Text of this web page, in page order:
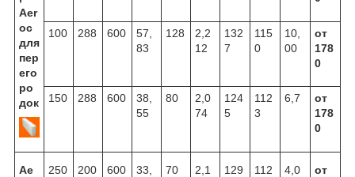
Aer
oc
для
пер
его
ро
док
100 288 600
57,
83
128
2,2
12
132
7
115
0
10,
00
от
178
0
150 288 600
38,
55
80
2,0
74
124
5
112
3
6,7
от
178
0
Ае
250
200
600
33,
70
2,1
129
112
4,0
от